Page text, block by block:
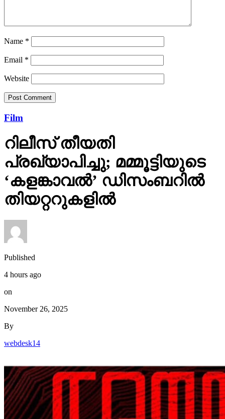
Name *
Email *
Website
Film
റിലീസ് തീയതി
പ്രഖ്യാപിച്ചു; മമ്മൂട്ടിയുടെ
‘കളങ്കാവല്‍’ ഡിസംബറില്‍
തിയറ്ററുകളില്‍
Published
4 hours ago
on
November 26, 2025
By
webdesk14